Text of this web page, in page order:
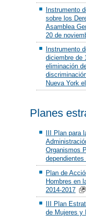
Instrumento
sobre los
Asamblea
20 de
Instrumento
diciembre de
eliminación
Nueva York
Planes
III Plan para
Organismos
dependientes
Plan de
Hombres en
2014-2017
III Plan
de Mujeres y